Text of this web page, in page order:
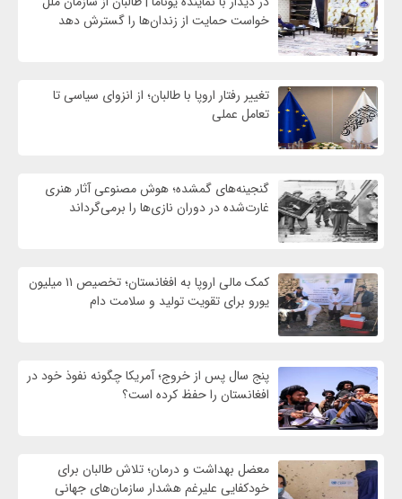
خواست حمایت از زندان‌ها را گسترش دهد
تغییر رفتار اروپا با طالبان؛ از انزوای سیاسی تا
تعامل عملی
گنجینه‌های گمشده؛ هوش مصنوعی آثار هنری
غارت‌شده در دوران نازی‌ها را برمی‌گرداند
کمک مالی اروپا به افغانستان؛ تخصیص ۱۱ میلیون
یورو برای تقویت تولید و سلامت دام
پنج سال پس از خروج؛ آمریکا چگونه نفوذ خود در
افغانستان را حفظ کرده است؟
معضل بهداشت و درمان؛ تلاش طالبان برای
خودکفایی علیرغم هشدار سازمان‌های جهانی